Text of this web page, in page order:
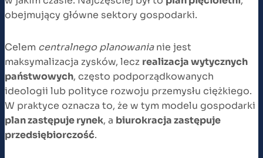
obejmujący główne sektory gospodarki.
Celem centralnego planowanianie jest
maksymalizacja zysków, lecz realizacja wytycznych
państwowych, często podporządkowanych
ideologii lub polityce rozwoju przemysłu ciężkiego.
W praktyce oznacza to, że w tym modelu gospodarki
plan zastępuje rynek, a biurokracja zastępuje
przedsiębiorczość.